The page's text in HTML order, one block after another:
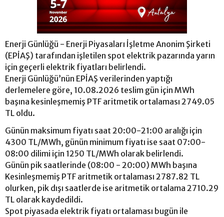
Enerji Günlüğü - Enerji Piyasaları İşletme Anonim Şirketi
(EPİAŞ) tarafından işletilen spot elektrik pazarında yarın
için geçerli elektrik fiyatları belirlendi.
Enerji Günlüğü’nün EPİAŞ verilerinden yaptığı
derlemelere göre, 10.08.2026 teslim gün için MWh
başına kesinleşmemiş PTF aritmetik ortalaması 2749.05
TL oldu.
Günün maksimum fiyatı saat 20:00-21:00 aralığı için
4300 TL/MWh, günün minimum fiyatı ise saat 07:00-
08:00 dilimi için 1250 TL/MWh olarak belirlendi.
Günün pik saatlerinde (08:00 - 20:00) MWh başına
Kesinleşmemiş PTF aritmetik ortalaması 2787.82 TL
olurken, pik dışı saatlerde ise aritmetik ortalama 2710.29
TL olarak kaydedildi.
Spot piyasada elektrik fiyatı ortalaması bugün ile